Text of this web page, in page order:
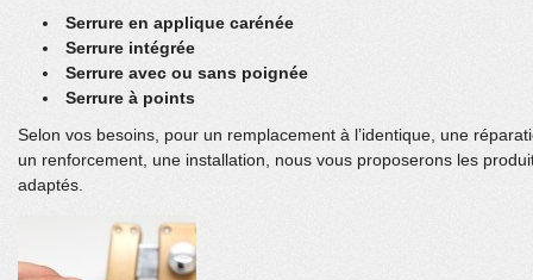
Serrure en applique carénée
Serrure intégrée
Serrure avec ou sans poignée
Serrure à points
Selon vos besoins, pour un remplacement à l’identique, une
un renforcement, une installation, nous vous proposerons les
adaptés.